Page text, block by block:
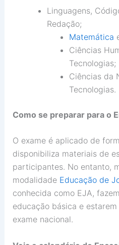
Linguagens,
Redação;
Matemática
Ciências
Tecnologias;
Ciências da
Tecnologias.
Como se preparar para o
O exame é aplicado de
disponibiliza materiais de
participantes. No entanto,
modalidade Educação de
conhecida como EJA,
educação básica e
exame nacional.